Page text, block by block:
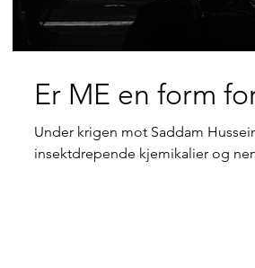
Er ME en form
Under krigen mot Saddam
insektdrepende kjemikalier og